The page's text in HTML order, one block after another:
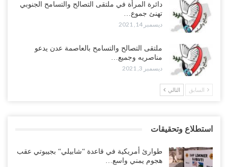
دائرة المرأة في ملتقى التصالح والتسامح الجنوبي
تهنئ جموع…
ديسمبر 14, 2021
ملتقى التصالح والتسامح بالعاصمة عدن يدعو
مناصريه وجميع…
ديسمبر 3, 2021
السابق التالي
استطلاع وتحقيقات
طوارئ أمريكية في قاعدة “شابيلي“ بجيبوتي عقب
هجوم يمني واسع…